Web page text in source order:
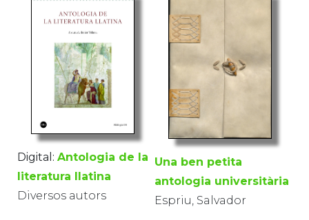
Digital: Antologia de la
literatura llatina
Diversos autors
Una ben petita
antologia universitària
Espriu, Salvador